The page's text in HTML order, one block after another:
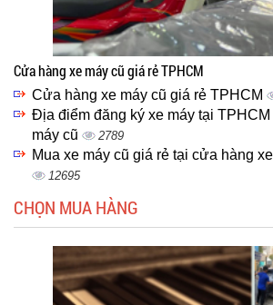
Cửa hàng xe máy cũ giá rẻ TPHCM
Cửa hàng xe máy cũ giá rẻ TPHCM
Địa điểm đăng ký xe máy tại
máy cũ
2789
Mua xe máy cũ giá rẻ tại cửa hàng
12695
CHỌN MUA HÀNG